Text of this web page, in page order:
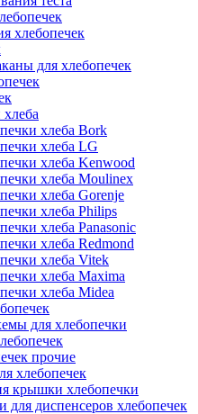
хлебопечек
для хлебопечек
хлеба Bork
хлеба LG
хлеба Kenwood
хлеба Moulinex
хлеба Gorenje
хлеба Philips
хлеба Panasonic
хлеба Redmond
хлеба Vitek
хлеба Maxima
хлеба Midea
для хлебопечки
прочие
хлебопечек
крышки хлебопечки
для диспенсеров хлебопечек